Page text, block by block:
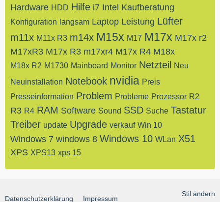
Hardware HDD Hilfe i7 Intel Kaufberatung
Konfiguration langsam Laptop Leistung Lüfter
m11x M11x R3 m14x M15x M17 M17x M17x r2
M17xR3 M17x R3 m17xr4 M17x R4 M18x
M18x R2 M1730 Mainboard Monitor Netzteil
Neu
Neuinstallation Notebook nvidia Preis
Presseinformation Problem Probleme Prozessor R2
R3 R4 RAM Software Sound SSD Suche Tastatur
Treiber update Upgrade verkauf Win 10
Windows 7 windows 8 Windows 10 WLan X51
XPS XPS13 xps 15
Stil ändern
Datenschutzerklärung Impressum